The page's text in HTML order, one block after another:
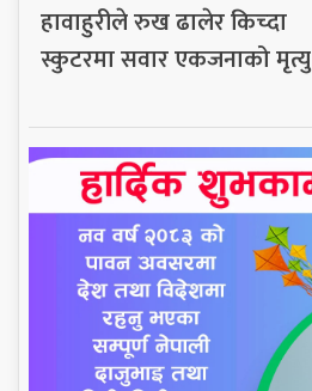
हावाहुरीले रुख ढालेर किच्दा
स्कुटरमा सवार एकजनाको मृत्यु